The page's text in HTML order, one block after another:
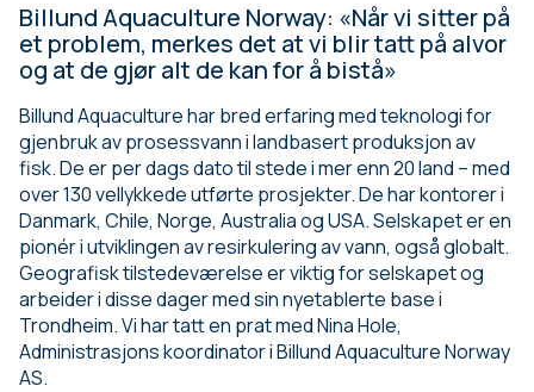
Billund Aquaculture Norway: «Når vi sitter på
et problem, merkes det at vi blir tatt på alvor
og at de gjør alt de kan for å bistå»
Billund Aquaculture har bred erfaring med teknologi for
gjenbruk av prosessvann i landbasert produksjon av
fisk. De er per dags dato til stede i mer enn 20 land – med
over 130 vellykkede utførte prosjekter. De har kontorer i
Danmark, Chile, Norge, Australia og USA. Selskapet er en
pionér i utviklingen av resirkulering av vann, også globalt.
Geografisk tilstedeværelse er viktig for selskapet og
arbeider i disse dager med sin nyetablerte base i
Trondheim. Vi har tatt en prat med Nina Hole,
Administrasjons koordinator i Billund Aquaculture Norway
AS.